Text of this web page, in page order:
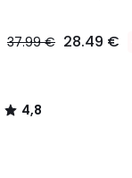
37.99 € 28.49 €
4,8
/